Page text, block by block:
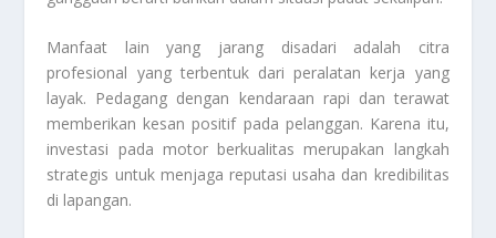
Manfaat lain yang jarang disadari adalah citra
profesional yang terbentuk dari peralatan kerja yang
layak. Pedagang dengan kendaraan rapi dan terawat
memberikan kesan positif pada pelanggan. Karena itu,
investasi pada motor berkualitas merupakan langkah
strategis untuk menjaga reputasi usaha dan kredibilitas
di lapangan.